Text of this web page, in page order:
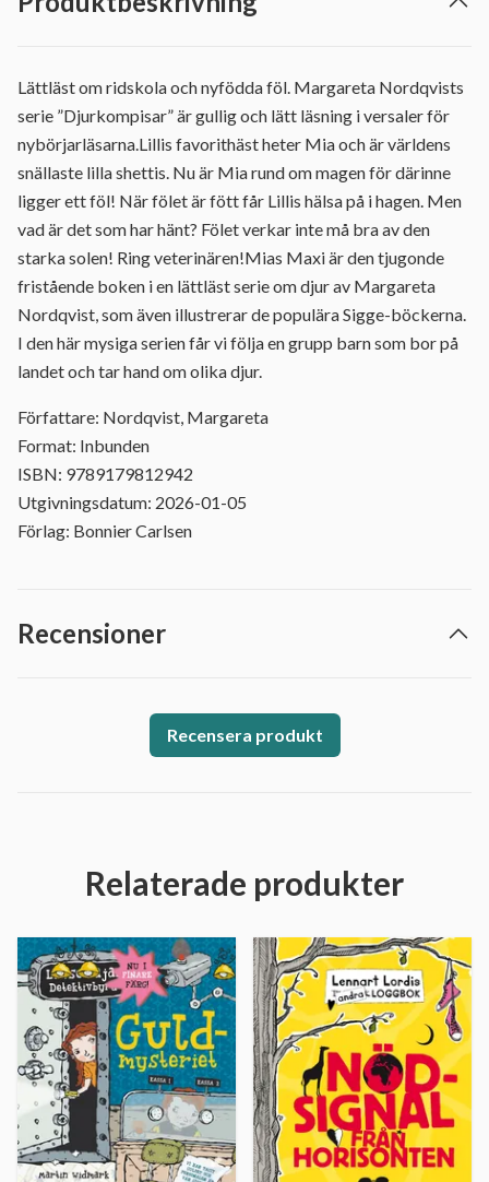
Lättläst om ridskola och nyfödda föl. Margareta Nordqvists
serie ”Djurkompisar” är gullig och lätt läsning i versaler för
nybörjarläsarna.Lillis favorithäst heter Mia och är världens
snällaste lilla shettis. Nu är Mia rund om magen för därinne
ligger ett föl! När fölet är fött får Lillis hälsa på i hagen. Men
vad är det som har hänt? Fölet verkar inte må bra av den
starka solen! Ring veterinären!Mias Maxi är den tjugonde
fristående boken i en lättläst serie om djur av Margareta
Nordqvist, som även illustrerar de populära Sigge-böckerna.
I den här mysiga serien får vi följa en grupp barn som bor på
landet och tar hand om olika djur.
Författare: Nordqvist, Margareta
Format: Inbunden
ISBN: 9789179812942
Utgivningsdatum: 2026-01-05
Förlag: Bonnier Carlsen
Recensioner
Recensera produkt
Relaterade produkter